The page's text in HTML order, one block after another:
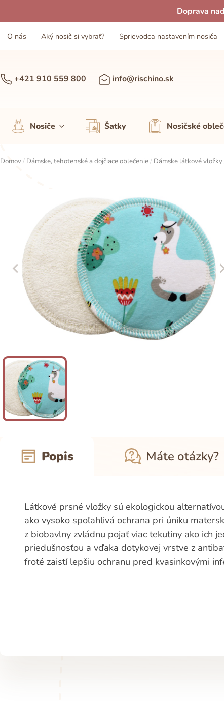
Doprava
O nás Aký nosič si vybrať? Sprievodca nastavením nosiča
+421 910 559 800 info@rischino.sk
Nosiče Šatky Nosičské
Domov/ Dámske, tehotenské a dojčiace oblečenie/ Dámske látkové vložky
Popis Máte otázky?
Látkové prsné vložky sú ekologickou
ako vysoko spoľahlivá ochrana pri úniku
z biobavlny zvládnu pojať viac tekutiny ako ich
priedušnosťou a vďaka dotykovej vrstve z
froté zaistí lepšiu ochranu pred kvasinkovými